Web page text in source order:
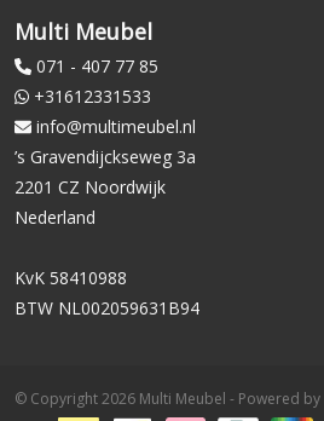
Multi Meubel
071 - 407 77 85
+31612331533
info@multimeubel.nl
’s Gravendijckseweg 3a
2201 CZ Noordwijk
Nederland
KvK 58410988
BTW NL002059631B94
© Copyright 2026 Multi Meubel - Powered by